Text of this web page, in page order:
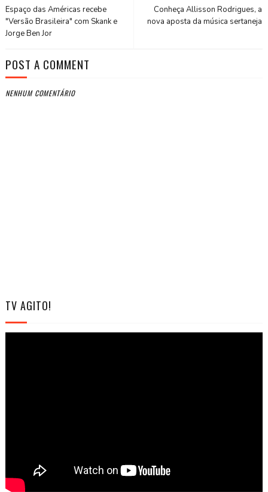
Conheça Allisson Rodrigues, a
nova aposta da música sertaneja
Espaço das Américas recebe
"Versão Brasileira" com Skank e
Jorge Ben Jor
POST A COMMENT
NENHUM COMENTÁRIO
TV AGITO!